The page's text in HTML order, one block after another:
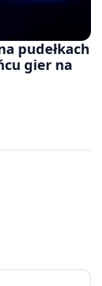
pudełkach
gier na